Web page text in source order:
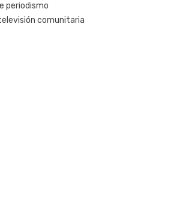
periodismo
comunitaria